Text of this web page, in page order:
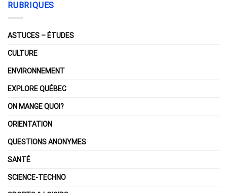
RUBRIQUES
ASTUCES – ÉTUDES
CULTURE
ENVIRONNEMENT
EXPLORE QUÉBEC
ON MANGE QUOI?
ORIENTATION
QUESTIONS ANONYMES
SANTÉ
SCIENCE-TECHNO